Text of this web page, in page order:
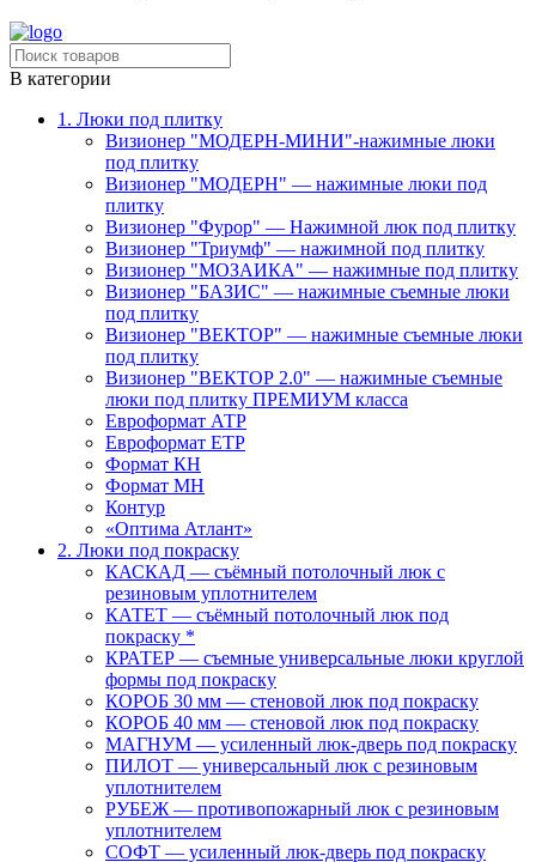
В категории
1. Люки под плитку
Визионер "МОДЕРН-МИНИ"-нажимные люки
под плитку
Визионер "МОДЕРН" — нажимные люки под
плитку
Визионер "Фурор" — Нажимной люк под плитку
Визионер "Триумф" — нажимной под плитку
Визионер "МОЗАИКА" — нажимные под плитку
Визионер "БАЗИС" — нажимные съемные люки
под плитку
Визионер "ВЕКТОР" — нажимные съемные люки
под плитку
Визионер "ВЕКТОР 2.0" — нажимные съемные
люки под плитку ПРЕМИУМ класса
Евроформат АТР
Евроформат ЕТР
Формат КН
Формат МН
Контур
«Оптима Атлант»
2. Люки под покраску
КАСКАД — съёмный потолочный люк с
резиновым уплотнителем
КАТЕТ — съёмный потолочный люк под
покраску *
КРАТЕР — съемные универсальные люки круглой
формы под покраску
КОРОБ 30 мм — стеновой люк под покраску
КОРОБ 40 мм — стеновой люк под покраску
МАГНУМ — усиленный люк-дверь под покраску
ПИЛОТ — универсальный люк с резиновым
уплотнителем
РУБЕЖ — противопожарный люк с резиновым
уплотнителем
СОФТ — усиленный люк-дверь под покраску